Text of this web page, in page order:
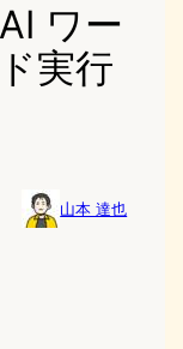
ワー
実行
山本 達也